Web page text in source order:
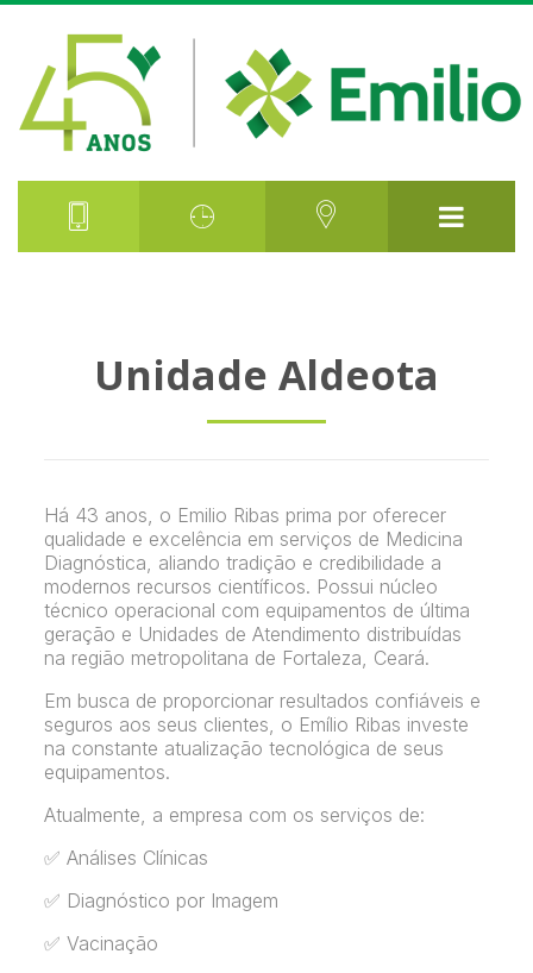
Unidade Aldeota
Há 43 anos, o Emilio Ribas prima por oferecer
qualidade e excelência em serviços de Medicina
Diagnóstica, aliando tradição e credibilidade a
modernos recursos científicos. Possui núcleo
técnico operacional com equipamentos de última
geração e Unidades de Atendimento distribuídas
na região metropolitana de Fortaleza, Ceará.
Em busca de proporcionar resultados confiáveis e
seguros aos seus clientes, o Emílio Ribas investe
na constante atualização tecnológica de seus
equipamentos.
Atualmente, a empresa com os serviços de:
✅ Análises Clínicas
✅ Diagnóstico por Imagem
✅ Vacinação